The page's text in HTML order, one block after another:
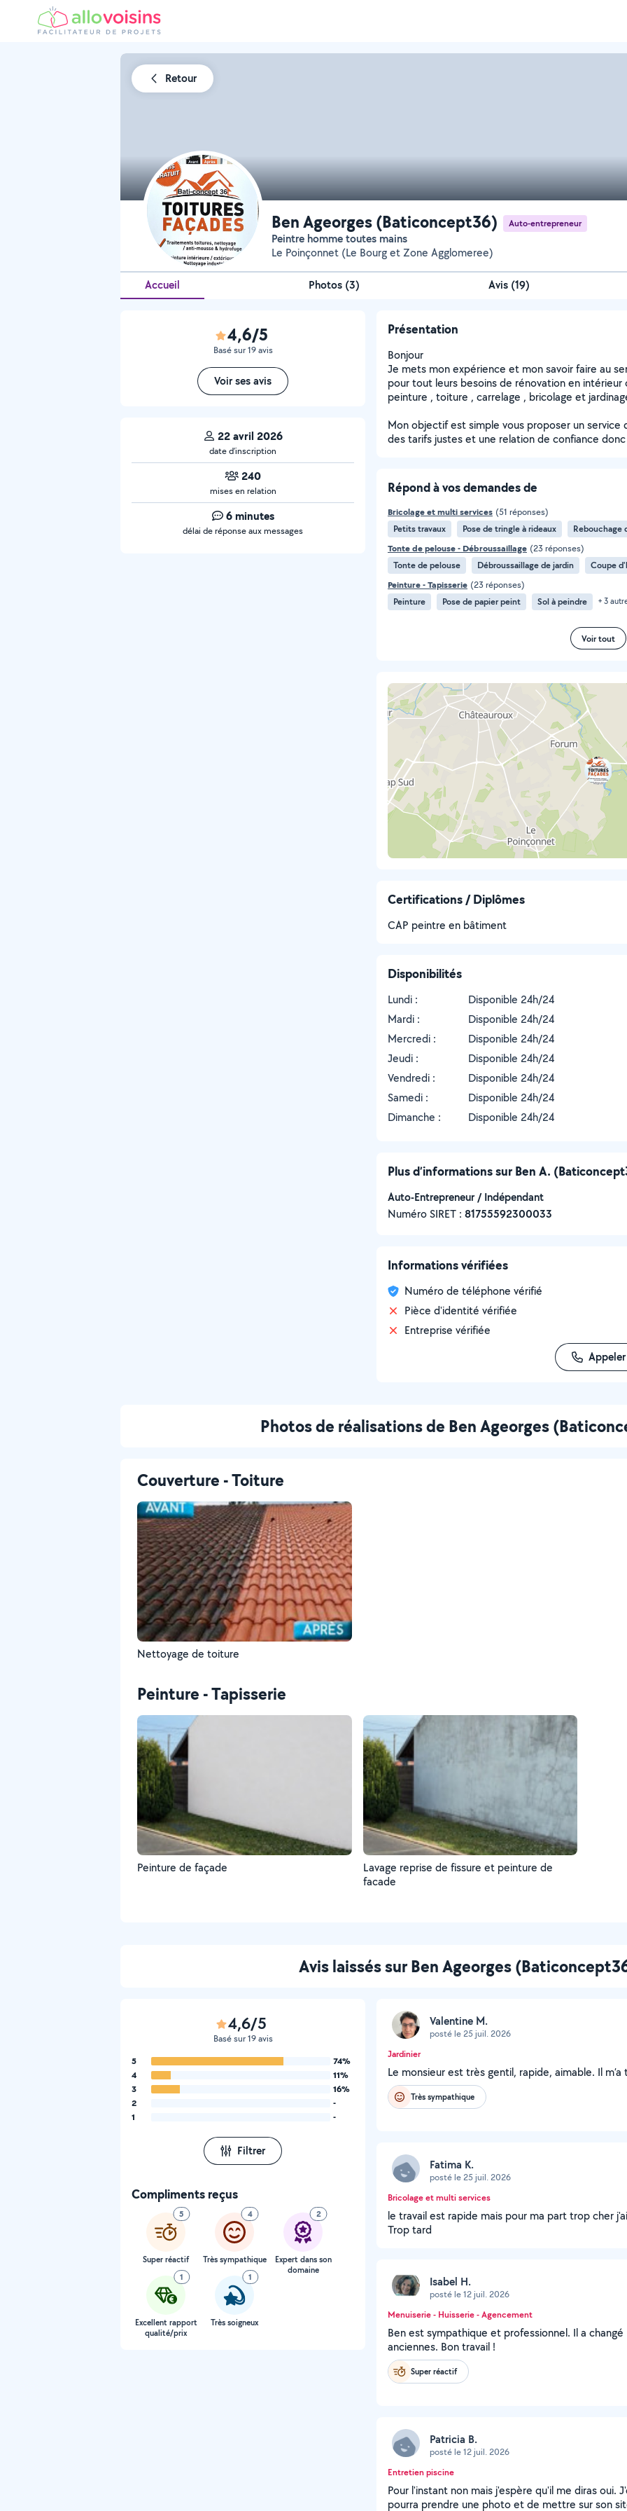
Retour
Ben Ageorges (Baticoncept36) Auto-entrepreneur
Peintre homme toutes mains
Le Poinçonnet (Le Bourg et Zone Agglomeree)
Accueil Photos (3) Avis (19)
4,6/5
Basé sur 19 avis
Voir ses avis
22 avril 2026
date d’inscription
240
mises en relation
6 minutes
délai de réponse aux messages
Présentation
Bonjour
Je mets mon expérience et mon savoir faire au
pour tout leurs besoins de rénovation en
peinture , toiture , carrelage , bricolage et
Mon objectif est simple vous proposer un
des tarifs justes et une relation de confiance
Répond à vos demandes de
Bricolage et multi services (51 réponses)
Petits travaux
Pose de tringle à rideaux
Rebouchage
Tonte de pelouse - Débroussaillage (23 réponses)
Tonte de pelouse
Débroussaillage de jardin
Coupe
Peinture - Tapisserie (23 réponses)
Peinture
Pose de papier peint Sol à peindre + 3
Voir tout
Certifications / Diplômes
CAP peintre en bâtiment
Disponibilités
Lundi :
Disponible 24h/24
Mardi :
Disponible 24h/24
Mercredi :
Disponible 24h/24
Jeudi :
Disponible 24h/24
Vendredi :
Disponible 24h/24
Samedi :
Disponible 24h/24
Dimanche :
Disponible 24h/24
Plus d’informations sur Ben A.
Auto-Entrepreneur / Indépendant
Numéro SIRET : ‍81755592300033
Informations vérifiées
Numéro de téléphone vérifié
Pièce d'identité vérifiée
Entreprise vérifiée
Appeler
Photos de réalisations de Ben Ageorges
Couverture - Toiture
Nettoyage de toiture
Peinture - Tapisserie
Peinture de façade
Lavage reprise de fissure et peinture de
facade
Avis laissés sur Ben Ageorges
4,6/5
Basé sur 19 avis
5
74%
4
11%
3
16%
2
-
1
-
Filtrer
Compliments reçus
5
Super réactif
4
Très sympathique
2
Expert dans son
domaine
1
Excellent rapport
qualité/prix
1
Très soigneux
Valentine M.
posté le 25 juil. 2026
Jardinier
Le monsieur est très gentil, rapide, aimable. Il
Très sympathique
Fatima K.
posté le 25 juil. 2026
Bricolage et multi services
le travail est rapide mais pour ma part trop cher
Trop tard
Isabel H.
posté le 12 juil. 2026
Menuiserie - Huisserie - Agencement
Ben est sympathique et professionnel. Il a
anciennes. Bon travail !
Super réactif
Patricia B.
posté le 12 juil. 2026
Entretien piscine
Pour l'instant non mais j'espère qu'il me diras oui.
pourra prendre une photo et de mettre sur son